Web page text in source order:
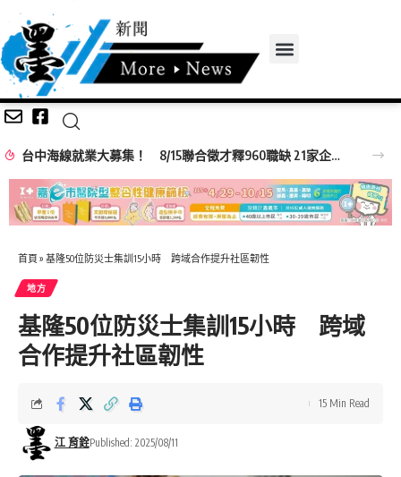
台中海線就業大募集！ 8/15聯合徵才釋960職缺 21家企業強勢搶人才!
首頁 » 基隆50位防災士集訓15小時 跨域合作提升社區韌性
地方
基隆50位防災士集訓15小時 跨域
合作提升社區韌性
江 育銓Published: 2025/08/11
15 Min Read